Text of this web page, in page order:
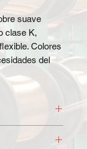
suave
clase K,
Colores
del
para